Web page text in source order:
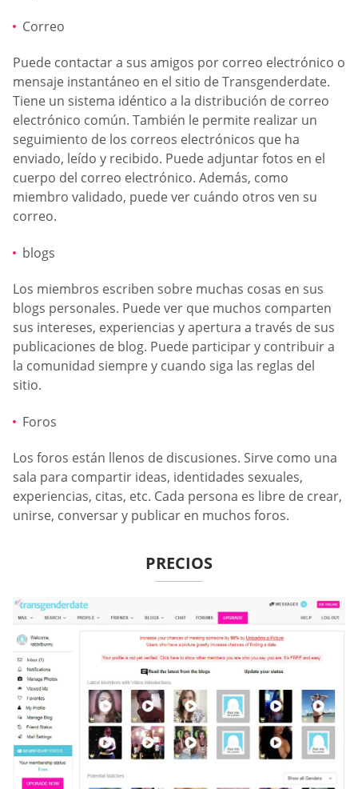
Correo
Puede contactar a sus amigos por correo electrónico o
mensaje instantáneo en el sitio de Transgenderdate.
Tiene un sistema idéntico a la distribución de correo
electrónico común. También le permite realizar un
seguimiento de los correos electrónicos que ha
enviado, leído y recibido. Puede adjuntar fotos en el
cuerpo del correo electrónico. Además, como
miembro validado, puede ver cuándo otros ven su
correo.
blogs
Los miembros escriben sobre muchas cosas en sus
blogs personales. Puede ver que muchos comparten
sus intereses, experiencias y apertura a través de sus
publicaciones de blog. Puede participar y contribuir a
la comunidad siempre y cuando siga las reglas del
sitio.
Foros
Los foros están llenos de discusiones. Sirve como una
sala para compartir ideas, identidades sexuales,
experiencias, citas, etc. Cada persona es libre de crear,
unirse, conversar y publicar en muchos foros.
PRECIOS